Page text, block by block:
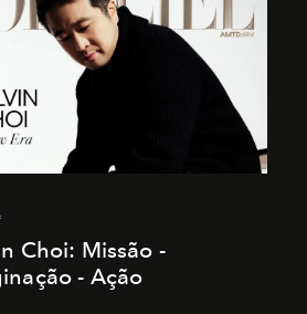
Choi: Missão -
- Ação